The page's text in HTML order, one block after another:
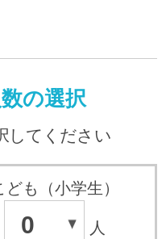
の選択
してください
ども（小学生）
0 人